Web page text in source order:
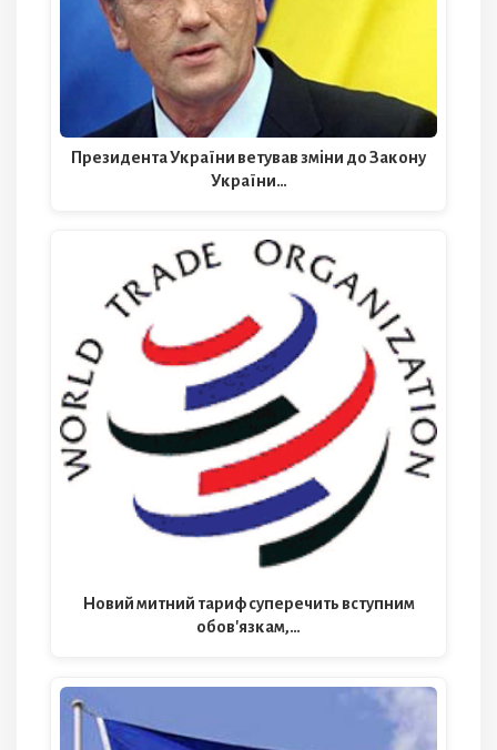
Президента України ветував зміни до Закону
України…
Новий митний тариф суперечить вступним
обов'язкам,…